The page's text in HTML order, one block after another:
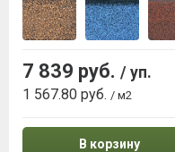
7 839 руб. / уп.
1 567.80 руб. / м2
В корзину